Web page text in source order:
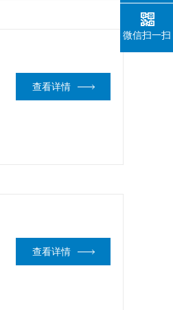
查看详情
查看详情
微信扫一扫